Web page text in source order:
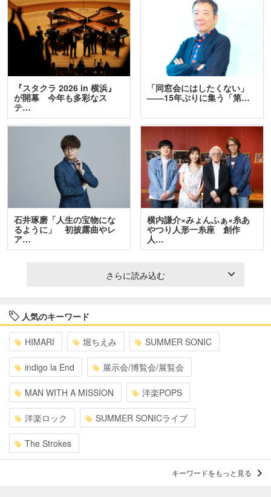
『スタクラ 2026 in 横浜』
が開幕 今年も多彩なス
テ…
「同窓会にはしたくない」
――15年ぶりに集う「第…
石井琢磨「人生の宝物にな
るように」 初披露曲やレ
ア…
横内謙介×みょんふぁ×糸あ
やつり人形一糸座 創作
人…
さらに読み込む
人気のキーワード
HIMARI 堀ちえみ SUMMER SONIC
indigo la End 展示会/博覧会/展覧会
MAN WITH A MISSION 洋楽POPS
洋楽ロック SUMMER SONICライブ
The Strokes
キーワードをもっと見る